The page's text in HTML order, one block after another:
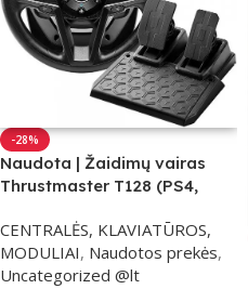
-28%
Naudota | Žaidimų vairas
Thrustmaster T128 (PS4,
CENTRALĖS, KLAVIATŪROS,
MODULIAI, Naudotos prekės,
Uncategorized @lt